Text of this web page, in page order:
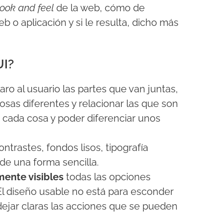
and feel de la web, cómo de
o aplicación y si le resulta, dicho más
al usuario las partes que van juntas,
diferentes y relacionar las que son
cosa y poder diferenciar unos
fondos lisos, tipografía
una forma sencilla.
visibles todas las opciones
diseño usable no está para esconder
claras las acciones que se pueden